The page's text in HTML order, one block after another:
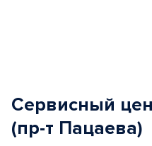
Сервисный
(пр-т Пацаева)